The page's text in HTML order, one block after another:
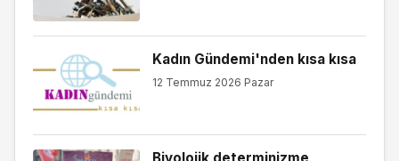
Kadın Gündemi'nden kısa kısa
12 Temmuz 2026 Pazar